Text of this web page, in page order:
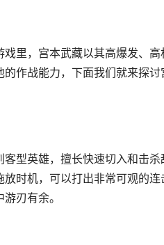
里，宫本武藏以其高爆发、
作战能力，下面我们就来探
型英雄，擅长快速切入和击
时机，可以打出非常可观的
刃有余。